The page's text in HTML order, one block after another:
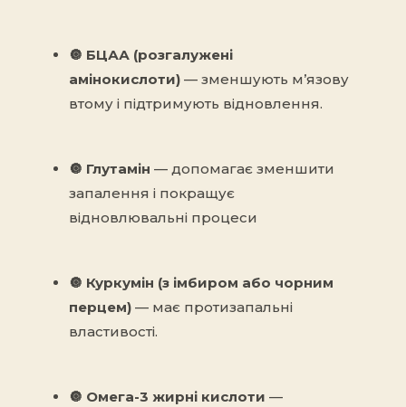
🔘 БЦАА (розгалужені
амінокислоти) — зменшують м’язову
втому і підтримують відновлення.
🔘 Глутамін — допомагає зменшити
запалення і покращує
відновлювальні процеси
🔘 Куркумін (з імбиром або чорним
перцем) — має протизапальні
властивості.
🔘 Омега-3 жирні кислоти —